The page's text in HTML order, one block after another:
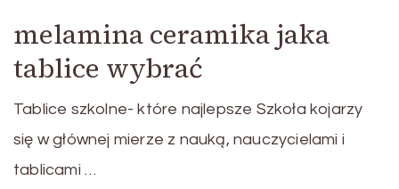
melamina ceramika jaka
tablice wybrać
Tablice szkolne- które najlepsze Szkoła kojarzy
się w głównej mierze z nauką, nauczycielami i
tablicami …